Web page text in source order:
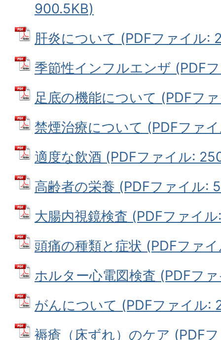
900.5KB)
肝炎について (PDFファイル:
季節性インフルエンザ (PDF
足底の機能について (PDFフ
禁煙治療について (PDFファ
適度な飲酒 (PDFファイル:
高齢者の栄養 (PDFファイル:
大腸内視鏡検査 (PDFファイ
頭痛の種類と症状 (PDFファ
ホルター心電図検査 (PDFフ
がんについて (PDFファイル:
褥瘡（床ずれ）のケア (PDF